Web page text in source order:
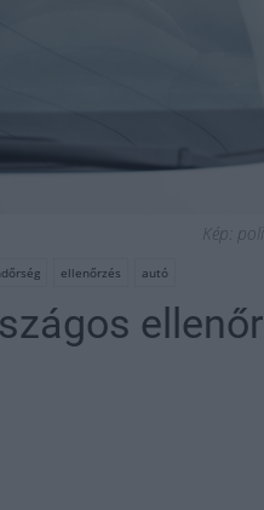
Kép:
ellenőrzés autó